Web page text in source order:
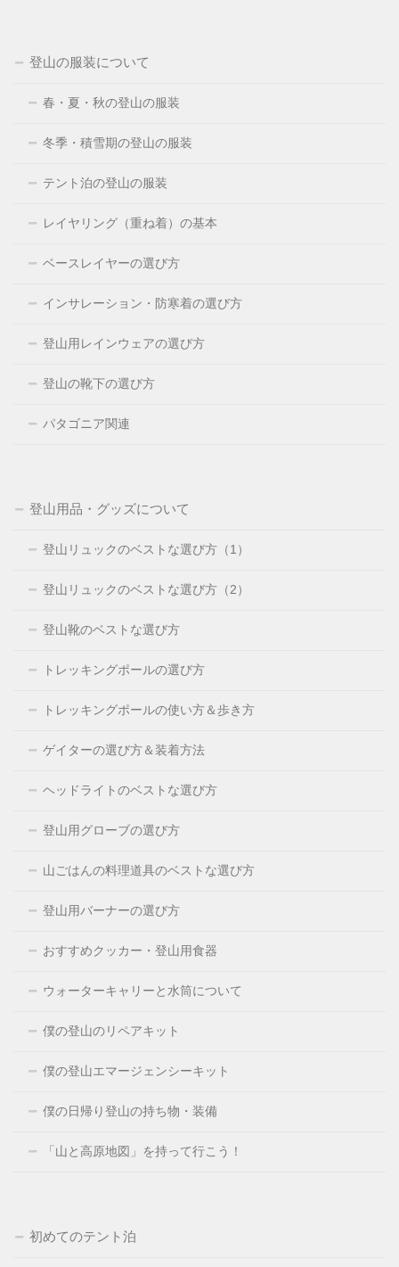
登山の服装について
春・夏・秋の登山の服装
冬季・積雪期の登山の服装
テント泊の登山の服装
レイヤリング（重ね着）の基本
ベースレイヤーの選び方
インサレーション・防寒着の選び方
登山用レインウェアの選び方
登山の靴下の選び方
パタゴニア関連
登山用品・グッズについて
登山リュックのベストな選び方（1）
登山リュックのベストな選び方（2）
登山靴のベストな選び方
トレッキングポールの選び方
トレッキングポールの使い方＆歩き方
ゲイターの選び方＆装着方法
ヘッドライトのベストな選び方
登山用グローブの選び方
山ごはんの料理道具のベストな選び方
登山用バーナーの選び方
おすすめクッカー・登山用食器
ウォーターキャリーと水筒について
僕の登山のリペアキット
僕の登山エマージェンシーキット
僕の日帰り登山の持ち物・装備
「山と高原地図」を持って行こう！
初めてのテント泊